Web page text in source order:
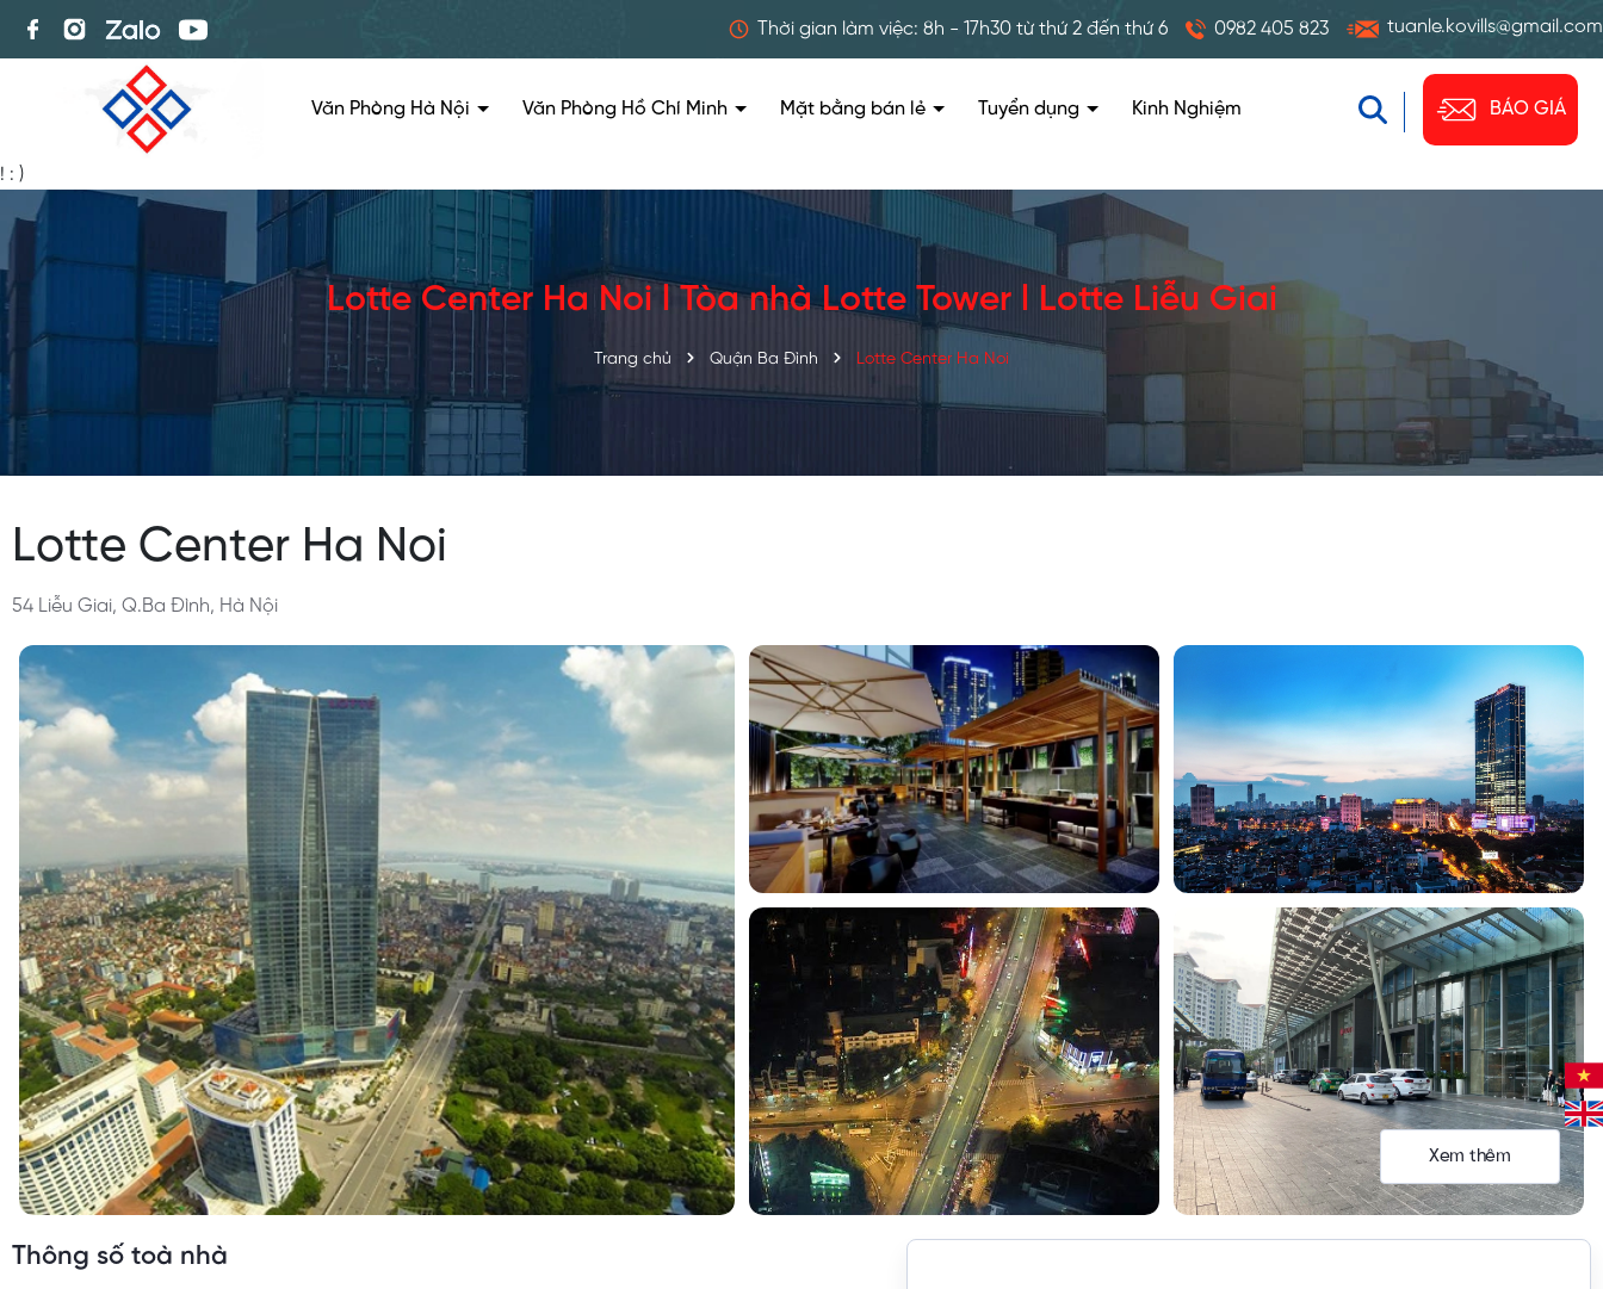
Thời gian làm việc: 8h - 17h30 từ thứ 2 đến thứ 6 0982 405 823 tuanle.kovills@gmail.com
Văn Phòng Hà Nội Văn Phòng Hồ Chí Minh Mặt bằng bán lẻ Tuyển dụng Kinh Nghiệm BÁO GIÁ
! : )
Lotte Center Ha Noi l Tòa nhà Lotte Tower l Lotte Liễu Giai
Trang chủ Quận Ba Đình Lotte Center Ha Noi
Lotte Center Ha Noi
54 Liễu Giai, Q.Ba Đình, Hà Nội
Xem thêm
Thông số toà nhà